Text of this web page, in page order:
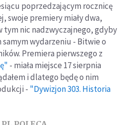
poprzedzającym rocznicę
swoje premiery miały dwa,
tym nic nadzwyczajnego, gdyby
wydarzeniu - Bitwie o
Premiera pierwszego z
- miała miejsce 17 sierpnia
i dlatego będę o nim
- "Dywizjon 303. Historia